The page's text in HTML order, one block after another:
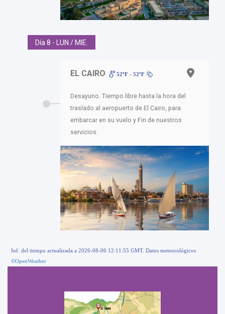
Día 8 - LUN / MIE.
EL CAIRO 52ºF - 52ºF
Desayuno. Tiempo libre hasta la hora del
traslado al aeropuerto de El Cairo, para
embarcar en su vuelo y Fin de nuestros
servicios.
Inf. del tiempo actualizada a 2026-08-06 12:11:55 GMT. Datos meteorológicos
©OpenWeather